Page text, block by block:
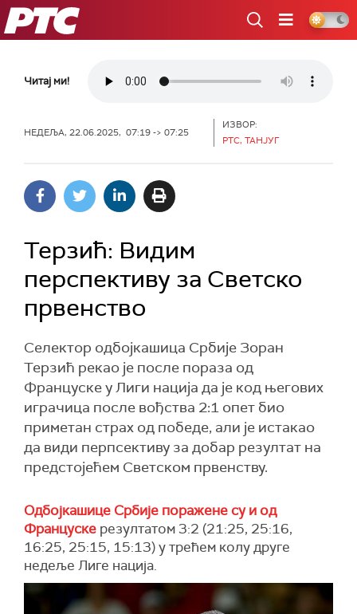
РТС
Читај ми!
НЕДЕЉА, 22.06.2025, 07:19 -> 07:25
ИЗВОР:
РТС, ТАНЈУГ
Терзић: Видим
перспективу за Светско
првенство
Селектор одбојкашица Србије Зоран
Терзић рекао је после пораза од
Француске у Лиги нација да је код његових
играчица после вођства 2:1 опет био
приметан страх од победе, али је истакао
да види перпсективу за добар резултат на
предстојећем Светском првенству.
Одбојкашице Србије поражене су и од
Француске резултатом 3:2 (21:25, 25:16,
16:25, 25:15, 15:13) у трећем колу друге
недеље Лиге нација.